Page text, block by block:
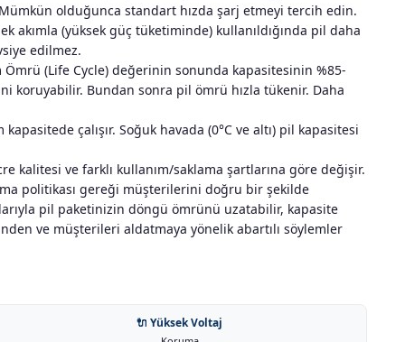
olduğunca standart hızda şarj etmeyi tercih edin.
akımla (yüksek güç tüketiminde) kullanıldığında pil daha
edilmez.
(Life Cycle) değerinin sonunda kapasitesinin %85-
koruyabilir. Bundan sonra pil ömrü hızla tükenir. Daha
çalışır. Soğuk havada (0°C ve altı) pil kapasitesi
kalitesi ve farklı kullanım/saklama şartlarına göre değişir.
politikası gereği müşterilerini doğru bir şekilde
pil paketinizin döngü ömrünü uzatabilir, kapasite
ve müşterileri aldatmaya yönelik abartılı söylemler
🔌 Yüksek Voltaj